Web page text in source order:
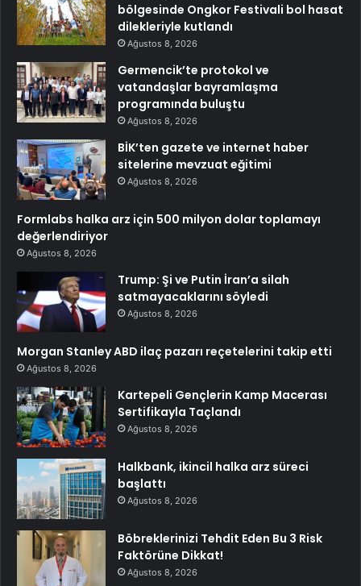
bölgesinde Ongkor Festivali bol hasat
dilekleriyle kutlandı
Ağustos 8, 2026
Germencik’te protokol ve
vatandaşlar bayramlaşma
programında buluştu
Ağustos 8, 2026
BİK’ten gazete ve internet haber
sitelerine mevzuat eğitimi
Ağustos 8, 2026
Formlabs halka arz için 500 milyon dolar toplamayı
değerlendiriyor
Ağustos 8, 2026
Trump: Şi ve Putin İran’a silah
satmayacaklarını söyledi
Ağustos 8, 2026
Morgan Stanley ABD ilaç pazarı reçetelerini takip etti
Ağustos 8, 2026
Kartepeli Gençlerin Kamp Macerası
Sertifikayla Taçlandı
Ağustos 8, 2026
Halkbank, ikincil halka arz süreci
başlattı
Ağustos 8, 2026
Böbreklerinizi Tehdit Eden Bu 3 Risk
Faktörüne Dikkat!
Ağustos 8, 2026